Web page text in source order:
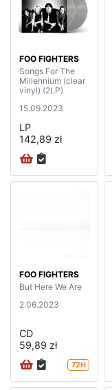
FOO FIGHTERS
Songs For The
Millennium (clear
vinyl) (2LP)
15.09.2023
LP
142,89 zł
FOO FIGHTERS
But Here We Are
2.06.2023
CD
59,89 zł
72H